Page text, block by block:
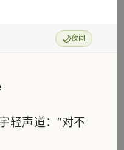
🌙夜间
轻声道：“对不